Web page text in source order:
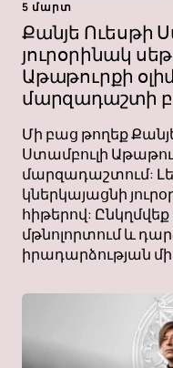
5 մարտ
Քանյե Ուեսթի
յուրօրինակ
Աթաթուրքի
մարզադաշտի
Մի բաց թողեք
Ստամբուլի
մարզադաշտում:
կներկայացնի
հիթերով:
մթնոլորտում և
իրադարձության